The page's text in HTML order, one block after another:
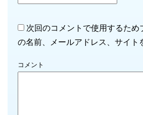
次回のコメントで使用するため
の名前、メールアドレス、サイト
コメント